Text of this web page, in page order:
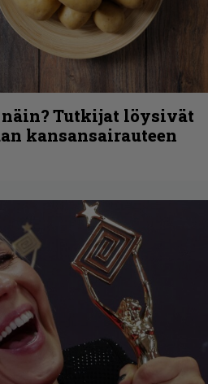
Tutkijat löysivät
kansansairauteen